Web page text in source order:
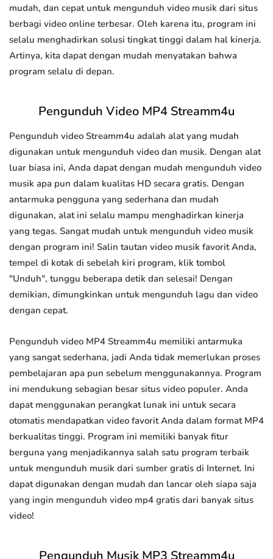
mudah, dan cepat untuk mengunduh video musik dari situs
berbagi video online terbesar. Oleh karena itu, program ini
selalu menghadirkan solusi tingkat tinggi dalam hal kinerja.
Artinya, kita dapat dengan mudah menyatakan bahwa
program selalu di depan.
Pengunduh Video MP4 Streamm4u
Pengunduh video Streamm4u adalah alat yang mudah
digunakan untuk mengunduh video dan musik. Dengan alat
luar biasa ini, Anda dapat dengan mudah mengunduh video
musik apa pun dalam kualitas HD secara gratis. Dengan
antarmuka pengguna yang sederhana dan mudah
digunakan, alat ini selalu mampu menghadirkan kinerja
yang tegas. Sangat mudah untuk mengunduh video musik
dengan program ini! Salin tautan video musik favorit Anda,
tempel di kotak di sebelah kiri program, klik tombol
"Unduh", tunggu beberapa detik dan selesai! Dengan
demikian, dimungkinkan untuk mengunduh lagu dan video
dengan cepat.
Pengunduh video MP4 Streamm4u memiliki antarmuka
yang sangat sederhana, jadi Anda tidak memerlukan proses
pembelajaran apa pun sebelum menggunakannya. Program
ini mendukung sebagian besar situs video populer. Anda
dapat menggunakan perangkat lunak ini untuk secara
otomatis mendapatkan video favorit Anda dalam format MP4
berkualitas tinggi. Program ini memiliki banyak fitur
berguna yang menjadikannya salah satu program terbaik
untuk mengunduh musik dari sumber gratis di Internet. Ini
dapat digunakan dengan mudah dan lancar oleh siapa saja
yang ingin mengunduh video mp4 gratis dari banyak situs
video!